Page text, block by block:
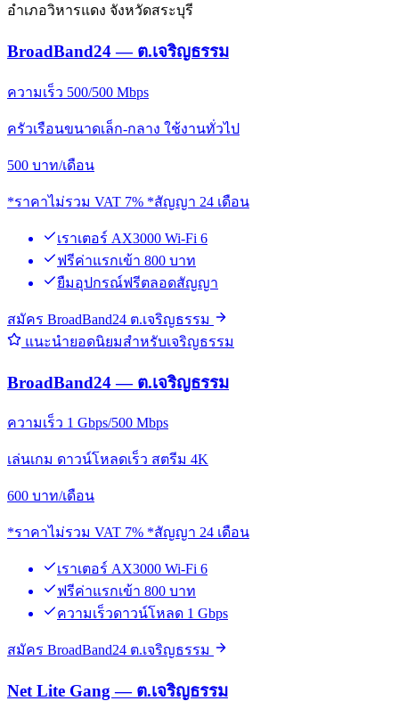
อำเภอวิหารแดง จังหวัดสระบุรี
BroadBand24 — ต.เจริญธรรม
ความเร็ว 500/500 Mbps
ครัวเรือนขนาดเล็ก-กลาง ใช้งานทั่วไป
500 บาท/เดือน
*ราคาไม่รวม VAT 7% *สัญญา 24 เดือน
เราเตอร์ AX3000 Wi-Fi 6
ฟรีค่าแรกเข้า 800 บาท
ยืมอุปกรณ์ฟรีตลอดสัญญา
สมัคร BroadBand24 ต.เจริญธรรม
แนะนำยอดนิยมสำหรับเจริญธรรม
BroadBand24 — ต.เจริญธรรม
ความเร็ว 1 Gbps/500 Mbps
เล่นเกม ดาวน์โหลดเร็ว สตรีม 4K
600 บาท/เดือน
*ราคาไม่รวม VAT 7% *สัญญา 24 เดือน
เราเตอร์ AX3000 Wi-Fi 6
ฟรีค่าแรกเข้า 800 บาท
ความเร็วดาวน์โหลด 1 Gbps
สมัคร BroadBand24 ต.เจริญธรรม
Net Lite Gang — ต.เจริญธรรม